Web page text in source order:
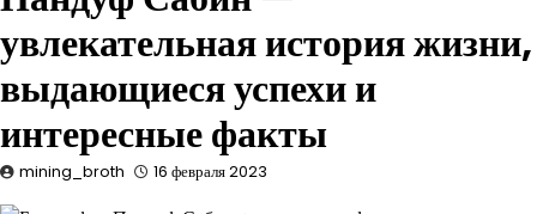
увлекательная история жизни,
выдающиеся успехи и
интересные факты
mining_broth 16 февраля 2023